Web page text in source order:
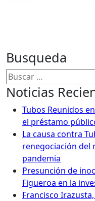
Busqueda
Buscar:
Noticias
Tubos Reunidos
el préstamo
La causa contra
renegociación del
pandemia
Presunción de
Figueroa en la
Francisco